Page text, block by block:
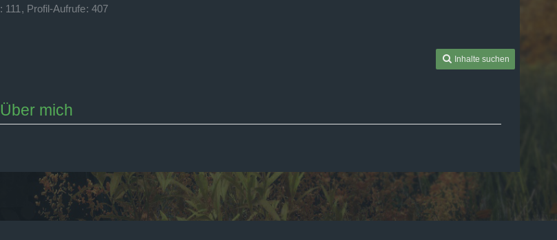
111 Profil-Aufrufe 407
Inhalte suchen
Über mich